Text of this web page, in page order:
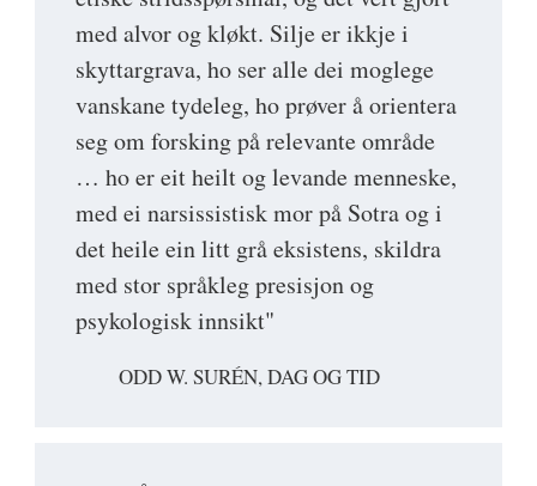
med alvor og kløkt. Silje er ikkje i
skyttargrava, ho ser alle dei moglege
vanskane tydeleg, ho prøver å orientera
seg om forsking på relevante område
… ho er eit heilt og levande menneske,
med ei narsissistisk mor på Sotra og i
det heile ein litt grå eksistens, skildra
med stor språkleg presisjon og
psykologisk innsikt"
ODD W. SURÉN, DAG OG TID